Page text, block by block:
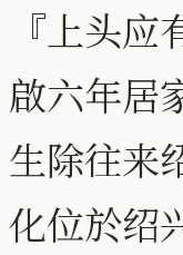
『上头
啟六年居
生除往来
化位於绍